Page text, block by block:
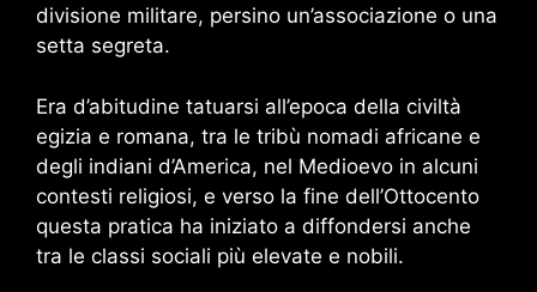
divisione militare, persino un’associazione o una
setta segreta.
Era d’abitudine tatuarsi all’epoca della civiltà
egizia e romana, tra le tribù nomadi africane e
degli indiani d’America, nel Medioevo in alcuni
contesti religiosi, e verso la fine dell’Ottocento
questa pratica ha iniziato a diffondersi anche
tra le classi sociali più elevate e nobili.